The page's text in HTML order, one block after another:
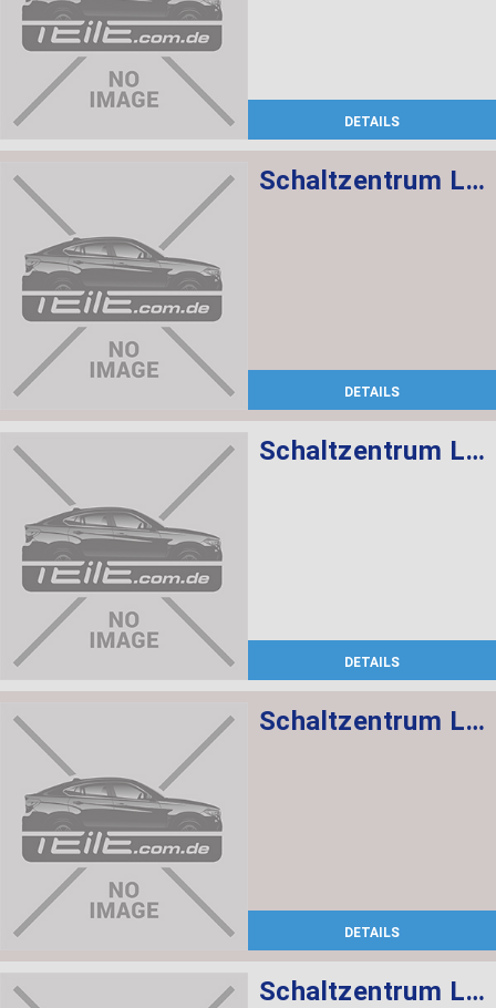
DETAILS
Schaltzentrum Lenksäule
DETAILS
Schaltzentrum Lenksäule
DETAILS
Schaltzentrum Lenksäule
DETAILS
Schaltzentrum Lenksäule